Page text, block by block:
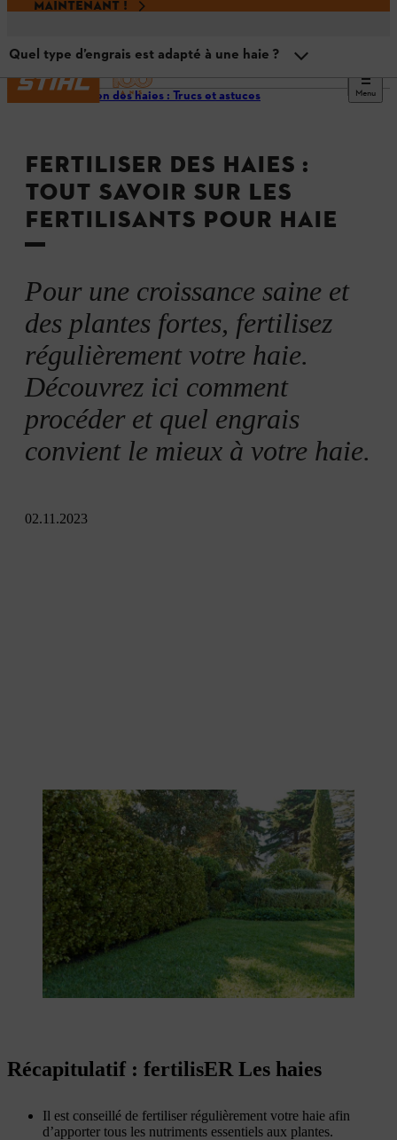
MAINTENANT !
Menu
Entretien des haies : Trucs et astuces
FERTILISER DES HAIES :
TOUT SAVOIR SUR LES
FERTILISANTS POUR HAIE
Pour une croissance saine et
des plantes fortes, fertilisez
régulièrement votre haie.
Découvrez ici comment
procéder et quel engrais
convient le mieux à votre haie.
02.11.2023
Quel type d’engrais est adapté à une haie ?
Dois-je fertiliser ma haie ?
Le moment idéal
À quelle fréquence fertiliser la haie ?
Quel type d’engrais est adapté à une haie ?
Récapitulatif : fertilisER Les haies
Il est conseillé de fertiliser régulièrement votre haie afin
d’apporter tous les nutriments essentiels aux plantes.